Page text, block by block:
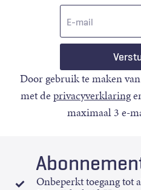
Door gebruik te maken
met deprivacyverklaring
maximaal 3 e-
Onbeperkt toegang tot